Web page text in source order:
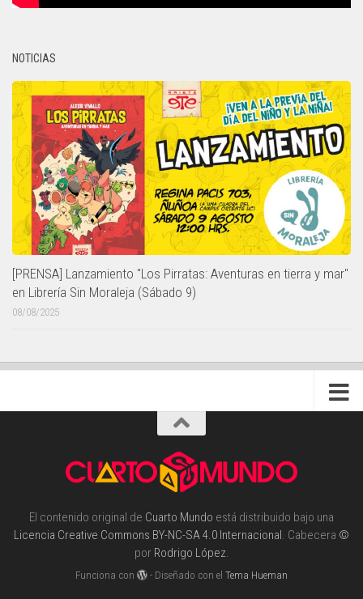
NOTICIAS
[PRENSA] Lanzamiento "Los Pirratas: Aventuras en tierra y mar"
en Librería Sin Moraleja (Sábado 9)
08/08/2025
El contenido original de Cuarto Mundo está distribuido bajo una
Licencia Creative Commons BY-NC-SA 4.0 Internacional. Cabecera ©
por Rodrigo López.
Funciona con - Diseñado con elTema Hueman